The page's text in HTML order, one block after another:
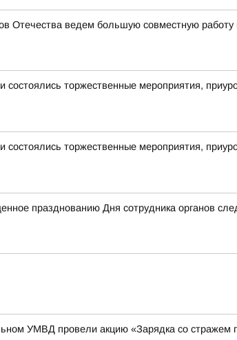
Отечества ведем большую совместную
торжественные мероприятия,
торжественные мероприятия,
празднованию Дня сотрудника органов
УМВД провели акцию «Зарядка со стражем